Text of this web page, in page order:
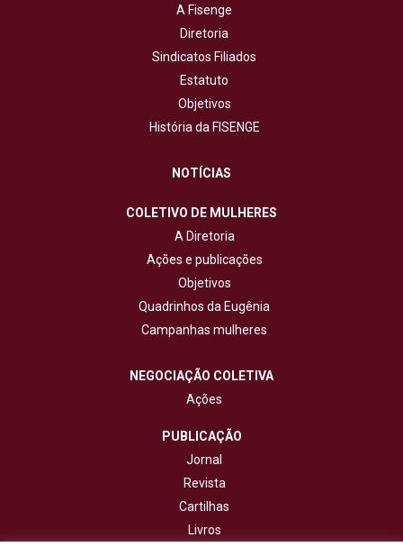
A Fisenge
Diretoria
Sindicatos Filiados
Estatuto
Objetivos
História da FISENGE
NOTÍCIAS
COLETIVO DE MULHERES
A Diretoria
Ações e publicações
Objetivos
Quadrinhos da Eugênia
Campanhas mulheres
NEGOCIAÇÃO COLETIVA
Ações
PUBLICAÇÃO
Jornal
Revista
Cartilhas
Livros